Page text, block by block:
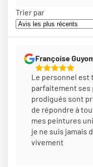
Trier par
Françoise
5
Étoiles
Sur
5
Le personnel est
parfaitement ses
prodigués sont
de répondre à
mes peintures
je ne suis jamais
vivement